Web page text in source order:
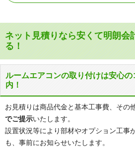
マ行
真間、湊、湊新田、南大野
妙典、本北方
都営新宿線
JR京葉線 市川塩
京成本線
国府台
ネット見積りなら安くて明朗会
る！
ルームエアコンの取り付けは安心
内！
お見積りは商品代金と基本工事費、その
でご提示いたします。
設置状況等により部材やオプション工事
も、事前にお知らせいたします。